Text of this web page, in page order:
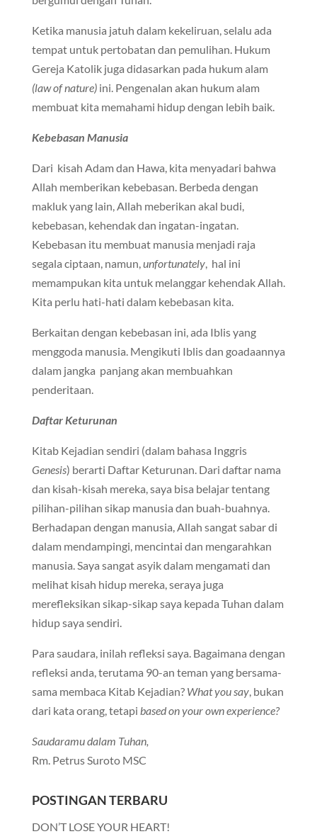
Ketika manusia jatuh dalam kekeliruan, selalu ada
tempat untuk pertobatan dan pemulihan. Hukum
Gereja Katolik juga didasarkan pada hukum alam
(law of nature)ini. Pengenalan akan hukum alam
membuat kita memahami hidup dengan lebih baik.
Kebebasan Manusia
Dari kisah Adam dan Hawa, kita menyadari bahwa
Allah memberikan kebebasan. Berbeda dengan
makluk yang lain, Allah meberikan akal budi,
kebebasan, kehendak dan ingatan-ingatan.
Kebebasan itu membuat manusia menjadi raja
segala ciptaan, namun,unfortunately, hal ini
memampukan kita untuk melanggar kehendak Allah.
Kita perlu hati-hati dalam kebebasan kita.
Berkaitan dengan kebebasan ini, ada Iblis yang
menggoda manusia. Mengikuti Iblis dan goadaannya
dalam jangka panjang akan membuahkan
penderitaan.
Daftar Keturunan
Kitab Kejadian sendiri (dalam bahasa Inggris
Genesis) berarti Daftar Keturunan. Dari daftar nama
dan kisah-kisah mereka, saya bisa belajar tentang
pilihan-pilihan sikap manusia dan buah-buahnya.
Berhadapan dengan manusia, Allah sangat sabar di
dalam mendampingi, mencintai dan mengarahkan
manusia. Saya sangat asyik dalam mengamati dan
melihat kisah hidup mereka, seraya juga
merefleksikan sikap-sikap saya kepada Tuhan dalam
hidup saya sendiri.
Para saudara, inilah refleksi saya. Bagaimana dengan
refleksi anda, terutama 90-an teman yang bersama-
sama membaca Kitab Kejadian? What you say, bukan
dari kata orang, tetapi based on your own experience?
Saudaramu dalam Tuhan,
Rm. Petrus Suroto MSC
POSTINGAN TERBARU
DON’T LOSE YOUR HEART!